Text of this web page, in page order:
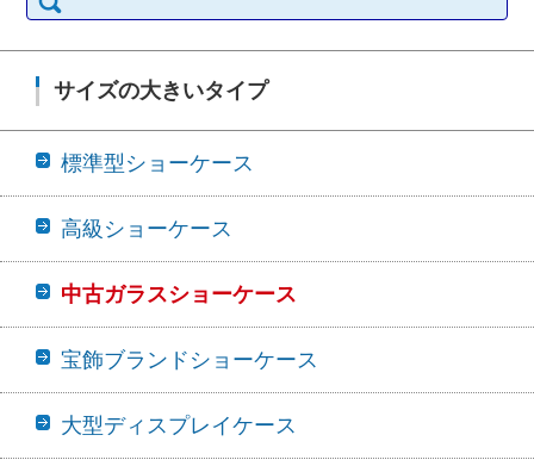
サイズの大きいタイプ
標準型ショーケース
高級ショーケース
中古ガラスショーケース
宝飾ブランドショーケース
大型ディスプレイケース